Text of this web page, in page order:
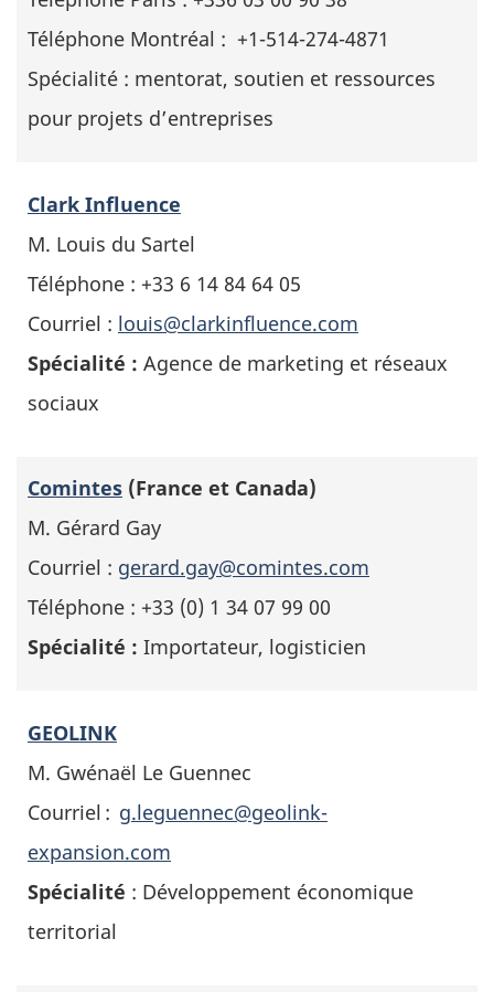
Téléphone Montréal : +1-514-274-4871
Spécialité : mentorat, soutien et ressources
pour projets d’entreprises
Clark Influence
M. Louis du Sartel
Téléphone : +33 6 14 84 64 05
Courriel : louis@clarkinfluence.com
Spécialité : Agence de marketing et réseaux
sociaux
Comintes (France et Canada)
M. Gérard Gay
Courriel : gerard.gay@comintes.com
Téléphone : +33 (0) 1 34 07 99 00
Spécialité : Importateur, logisticien
GEOLINK
M. Gwénaël Le Guennec
Courriel : g.leguennec@geolink-
expansion.com
Spécialité : Développement économique
territorial